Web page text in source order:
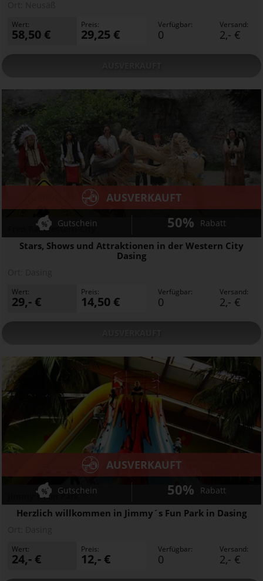
Wert:
58,50 €
Preis:
29,25 €
Verfügbar:
0
Versand:
2,- €
Fred Rai Western-City
Stars, Shows und Attraktionen in der Western City
Dasing
AUSVERKAUFT
Gutschein 50% Rabatt
Wert:
29,- €
Preis:
14,50 €
Verfügbar:
0
Versand:
2,- €
Jimmy's Fun Park
Herzlich willkommen in Jimmy´s Fun Park in Dasing
AUSVERKAUFT
Gutschein 50% Rabatt
Wert:
24,- €
Preis:
12,- €
Verfügbar:
0
Versand:
2,- €